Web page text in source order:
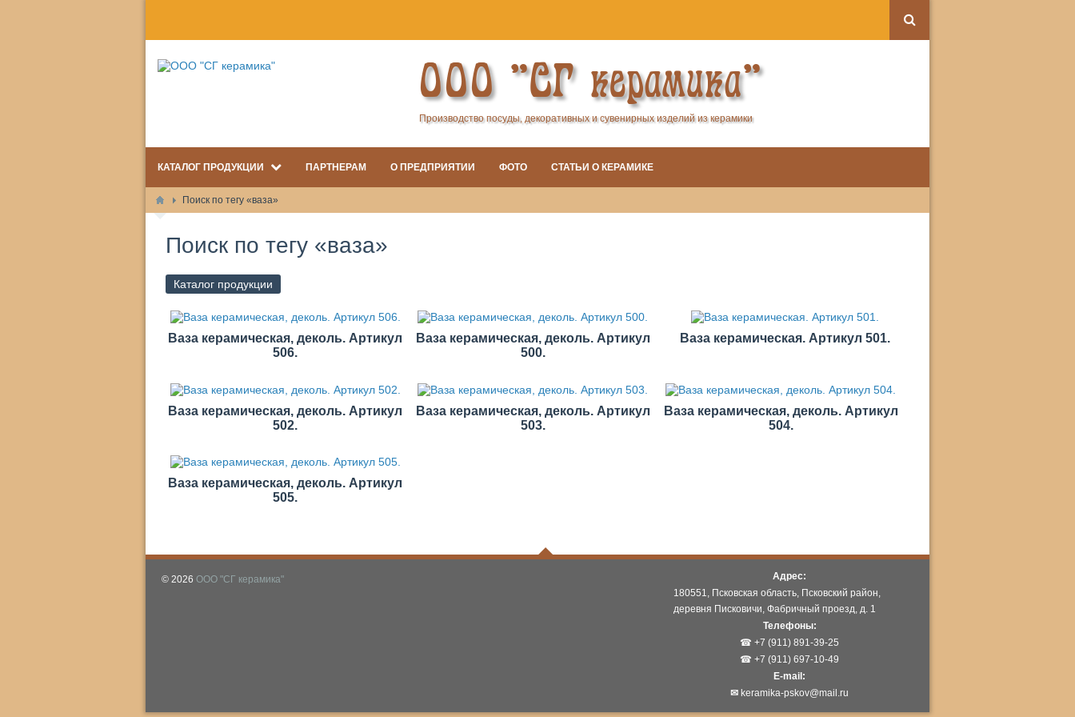
ООО "СГ керамика"
Производство посуды, декоративных и сувенирных изделий из керамики
КАТАЛОГ ПРОДУКЦИИ ПАРТНЕРАМ О ПРЕДПРИЯТИИ ФОТО СТАТЬИ О КЕРАМИКЕ
Поиск по тегу «ваза»
Поиск по тегу «ваза»
Каталог продукции
Ваза керамическая, деколь. Артикул
506.
Ваза керамическая, деколь. Артикул
500.
Ваза керамическая. Артикул 501.
Ваза керамическая, деколь. Артикул
502.
Ваза керамическая, деколь. Артикул
503.
Ваза керамическая, деколь. Артикул
504.
Ваза керамическая, деколь. Артикул
505.
© 2026 ООО "СГ керамика"
Адрес:
180551, Псковская область, Псковский район,
деревня Писковичи, Фабричный проезд, д. 1
Телефоны:
☎ +7 (911) 891-39-25
☎ +7 (911) 697-10-49
E-mail:
✉ keramika-pskov@mail.ru